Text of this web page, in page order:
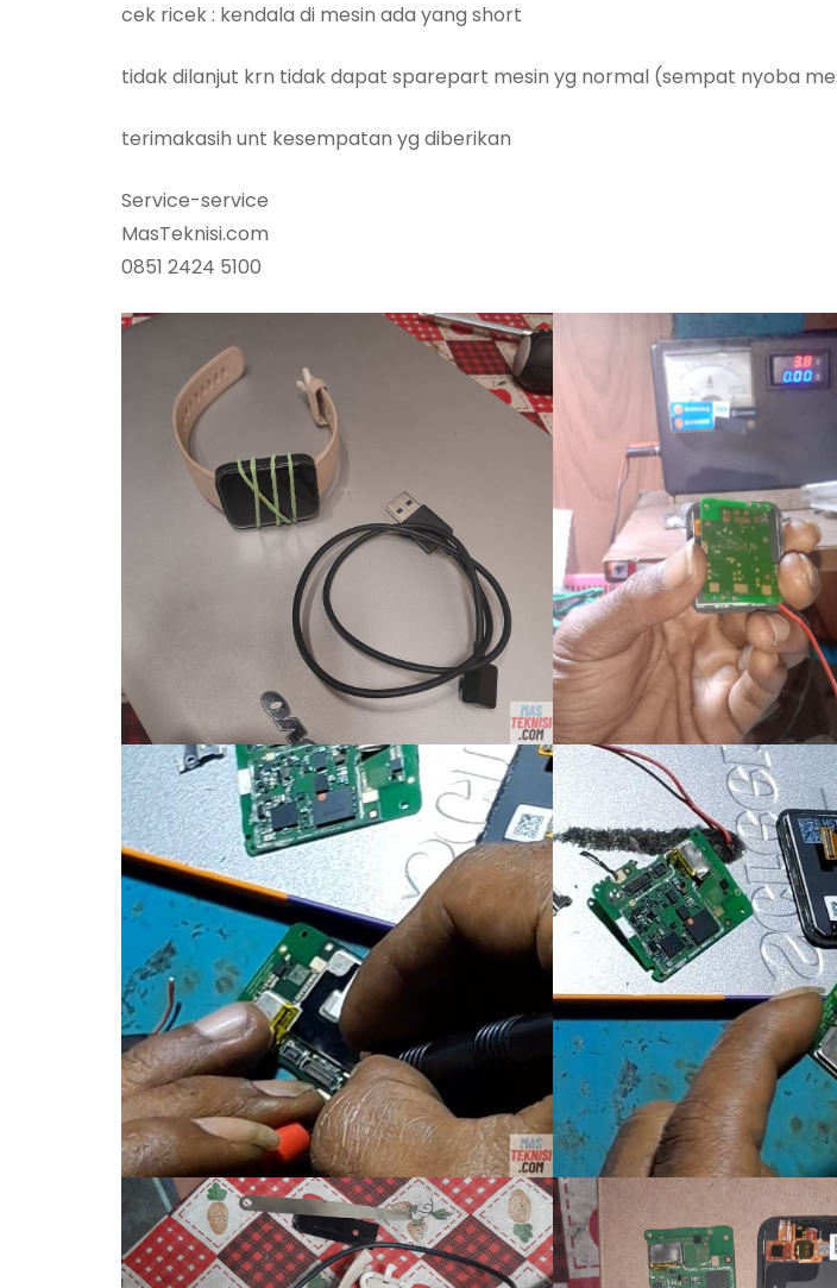
cek ricek : kendala di mesin ada yang short
tidak dilanjut krn tidak dapat sparepart mesin yg normal (sempat nyoba
terimakasih unt kesempatan yg diberikan
Service-service
MasTeknisi.com
0851 2424 5100